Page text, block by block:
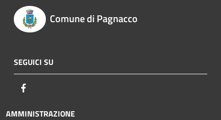
Comune di Pagnacco
SEGUICI SU
AMMINISTRAZIONE